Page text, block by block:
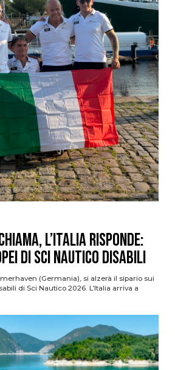
l’Italia risponde:
di Sci Nautico Disabili
(Germania), si alzerà il sipario sui
di Sci Nautico 2026. L’Italia arriva a